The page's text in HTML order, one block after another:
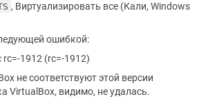
, Виртуализировать все (Кали, Windows
ошибкой:
1912 (rc=-1912)
не соответствуют этой версии
VirtualBox, видимо, не удалась.